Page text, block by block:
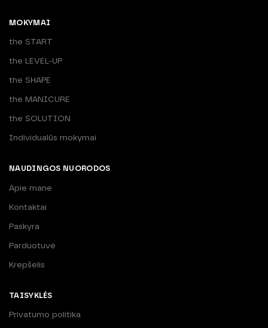
MOKYMAI
the START
the LEVEL-UP
the SHAPE
the MANICURE
the SOLUTION
Individualūs mokymai
NAUDINGOS NUORODOS
Apie mane
Kontaktai
Paskyra
Parduotuvė
Krepšelis
TAISYKLĖS
Privatumo politika